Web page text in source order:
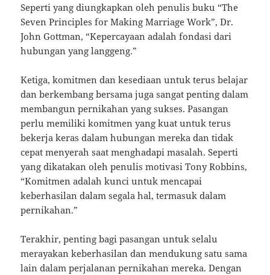
Seperti yang diungkapkan oleh penulis buku “The
Seven Principles for Making Marriage Work”, Dr.
John Gottman, “Kepercayaan adalah fondasi dari
hubungan yang langgeng.”
Ketiga, komitmen dan kesediaan untuk terus belajar
dan berkembang bersama juga sangat penting dalam
membangun pernikahan yang sukses. Pasangan
perlu memiliki komitmen yang kuat untuk terus
bekerja keras dalam hubungan mereka dan tidak
cepat menyerah saat menghadapi masalah. Seperti
yang dikatakan oleh penulis motivasi Tony Robbins,
“Komitmen adalah kunci untuk mencapai
keberhasilan dalam segala hal, termasuk dalam
pernikahan.”
Terakhir, penting bagi pasangan untuk selalu
merayakan keberhasilan dan mendukung satu sama
lain dalam perjalanan pernikahan mereka. Dengan